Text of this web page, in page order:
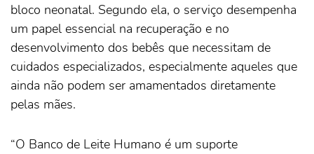
bloco neonatal. Segundo ela, o serviço desempenha
um papel essencial na recuperação e no
desenvolvimento dos bebês que necessitam de
cuidados especializados, especialmente aqueles que
ainda não podem ser amamentados diretamente
pelas mães.
“O Banco de Leite Humano é um suporte